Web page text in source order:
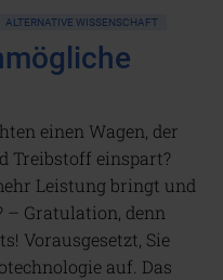
ALTERNATIVE WISSENSCHAFT
einen Wagen, der
Treibstoff einspart?
Leistung bringt und
– Gratulation, denn
Vorausgesetzt, Sie
auf. Das